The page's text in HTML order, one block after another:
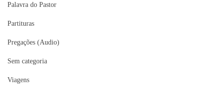
Palavra do Pastor
Partituras
Pregações (Audio)
Sem categoria
Viagens